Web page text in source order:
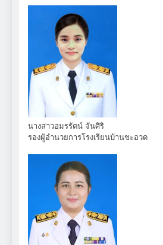
นางสาวอมรรัตน์ จันศิริ
รองผู้อำนวยการโรงเรียนบ้านชะอวด